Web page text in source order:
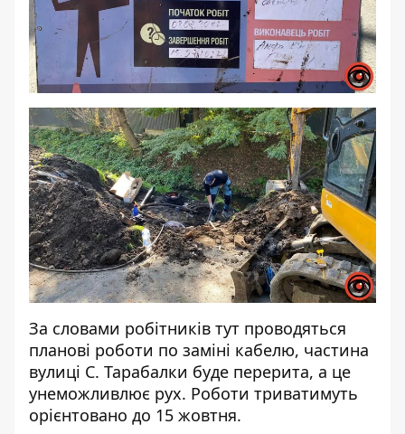
За словами робітників тут проводяться
планові роботи по заміні кабелю, частина
вулиці С. Тарабалки буде перерита, а це
унеможливлює рух. Роботи триватимуть
орієнтовано до 15 жовтня.